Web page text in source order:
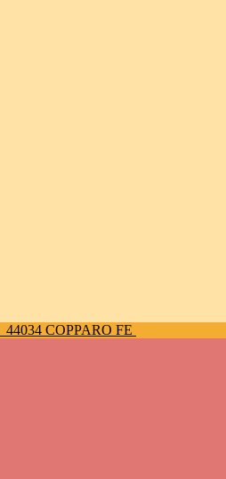
44034 COPPARO FE